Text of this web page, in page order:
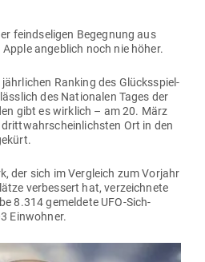
feind­se­ligen Begegnung aus
angeblich noch nie höher.
Ranking des Glücks­spiel­
des Natio­nalen Tages der
gibt es wirklich – am 20. März
Ort in den
der sich im Ver­gleich zum Vorjahr
ver­bessert hat, ver­zeichnete
8.314 gemeldete UFO-Sich­
Einwohner.